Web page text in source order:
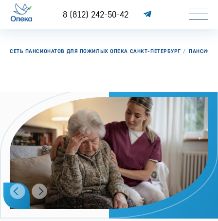
8 (812) 242-50-42
СЕТЬ ПАНСИОНАТОВ ДЛЯ ПОЖИЛЫХ ОПЕКА САНКТ-ПЕТЕРБУРГ